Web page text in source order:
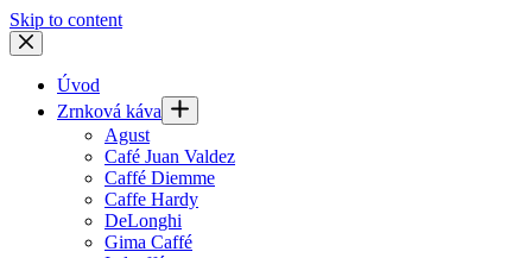
Skip to content
Úvod
Zrnková káva
Agust
Café Juan Valdez
Caffé Diemme
Caffe Hardy
DeLonghi
Gima Caffé